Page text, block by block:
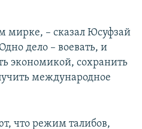
мирке, – сказал Юсуфзай
дело – воевать, и
экономикой, сохранить
международное
что режим талибов,